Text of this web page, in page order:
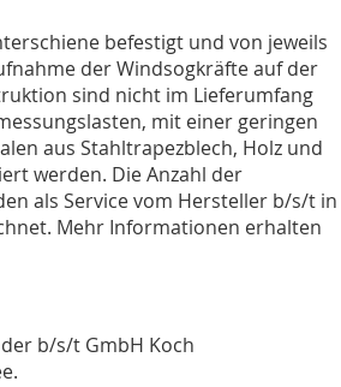
befestigt und von jeweils
der Windsogkräfte auf der
sind nicht im Lieferumfang
mit einer geringen
aus Stahltrapezblech, Holz und
werden. Die Anzahl der
als Service vom Hersteller b/s/t in
Mehr Informationen erhalten
b/s/t GmbH Koch